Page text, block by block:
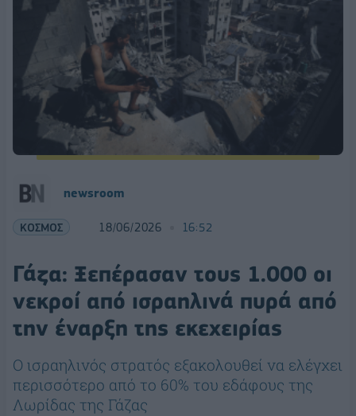
newsroom
ΚΟΣΜΟΣ 18/06/2026 16:52
Γάζα: Ξεπέρασαν τους 1.000 οι
νεκροί από ισραηλινά πυρά από
την έναρξη της εκεχειρίας
Ο ισραηλινός στρατός εξακολουθεί να ελέγχει
περισσότερο από το 60% του εδάφους της
Λωρίδας της Γάζας